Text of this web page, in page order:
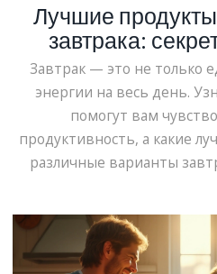
Лучшие
завтрака:
Завтрак — это не только
энергии на весь день.
помогут вам
продуктивность, а какие
различные варианты
и питательных блюд,
вашей